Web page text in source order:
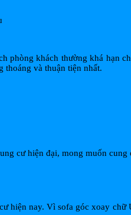
khách thường khá hạn
và thuận tiện nhất.
cư hiện đại, mong muốn
hiện nay. Vì sofa góc xoay